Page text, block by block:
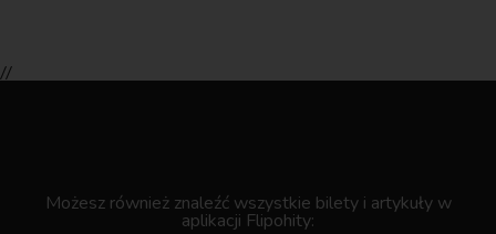
//
Możesz również znaleźć wszystkie bilety i artykuły w
aplikacji Flipohity: